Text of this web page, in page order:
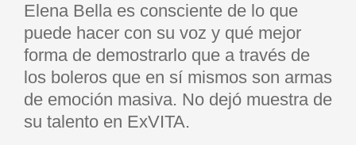
Elena Bella es consciente de lo que
puede hacer con su voz y qué mejor
forma de demostrarlo que a través de
los boleros que en sí mismos son armas
de emoción masiva. No dejó muestra de
su talento en ExVITA.